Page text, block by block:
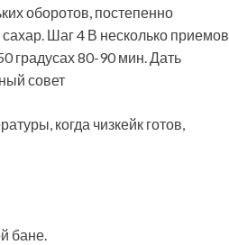
оборотов, постепенно
Шаг 4 В несколько приемов
градусах 80-90 мин. Дать
совет
когда чизкейк готов,
бане.